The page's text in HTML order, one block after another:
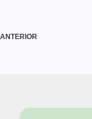
ANTERIOR